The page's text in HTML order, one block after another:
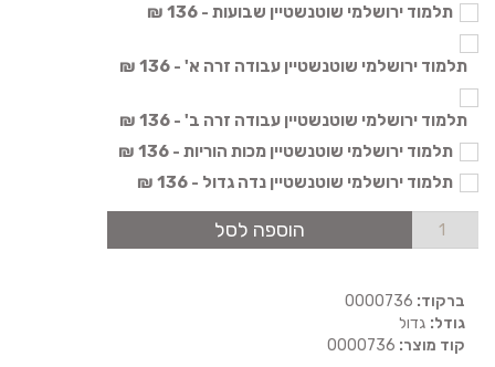
תלמוד ירושלמי שוטנשטיין שבועות - 136 ₪
תלמוד ירושלמי שוטנשטיין עבודה זרה א' - 136 ₪
תלמוד ירושלמי שוטנשטיין עבודה זרה ב' - 136 ₪
תלמוד ירושלמי שוטנשטיין מכות הוריות - 136 ₪
תלמוד ירושלמי שוטנשטיין נדה גדול - 136 ₪
הוספה לסל
ברקוד:
גודל: גדול
קוד מוצר: